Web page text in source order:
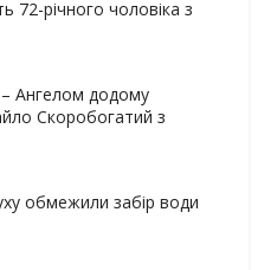
72-річного чоловіка з
Ангелом додому
Скоробогатий з
обмежили забір води